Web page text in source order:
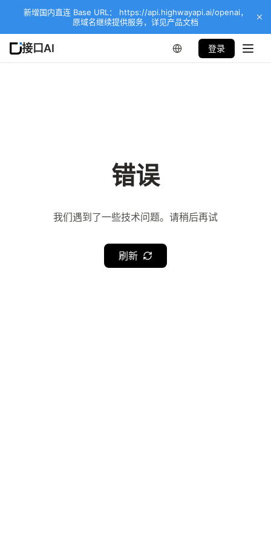
新增国内直连 Base URL： https://api.highwayapi.ai/openai，
原域名继续提供服务，详见产品文档
接口AI 登录
错误
我们遇到了一些技术问题。请稍后再试
刷新